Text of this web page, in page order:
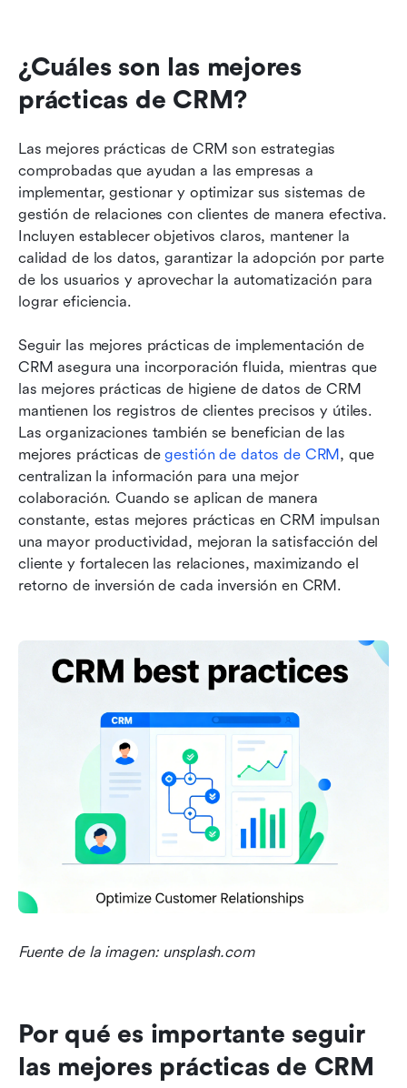
¿Cuáles son las mejores
prácticas de CRM?
Las mejores prácticas de CRM son estrategias
comprobadas que ayudan a las empresas a
implementar, gestionar y optimizar sus sistemas de
gestión de relaciones con clientes de manera efectiva.
Incluyen establecer objetivos claros, mantener la
calidad de los datos, garantizar la adopción por parte
de los usuarios y aprovechar la automatización para
lograr eficiencia.
Seguir las mejores prácticas de implementación de
CRM asegura una incorporación fluida, mientras que
las mejores prácticas de higiene de datos de CRM
mantienen los registros de clientes precisos y útiles.
Las organizaciones también se benefician de las
mejores prácticas de gestión de datos de CRM, que
centralizan la información para una mejor
colaboración. Cuando se aplican de manera
constante, estas mejores prácticas en CRM impulsan
una mayor productividad, mejoran la satisfacción del
cliente y fortalecen las relaciones, maximizando el
retorno de inversión de cada inversión en CRM.
Fuente de la imagen: unsplash.com
Por qué es importante seguir
las mejores prácticas de CRM